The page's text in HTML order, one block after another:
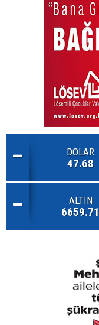
DOLAR
47.68
ALTIN
6659.71